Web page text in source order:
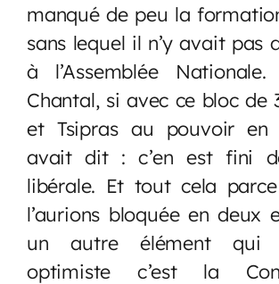
manqué de peu la
sans lequel il n’y avait pas
à l’Assemblée Nationale.
Chantal, si avec ce bloc de
et Tsipras au pouvoir en
avait dit : c’en est fini
libérale. Et tout cela
l’aurions bloquée en deux
un autre élément qui
optimiste c’est la